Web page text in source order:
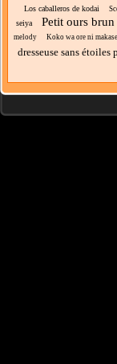
Los caballeros de kodai
seiya Petit ours brun
melody Koko wa ore ni
dresseuse sans étoiles